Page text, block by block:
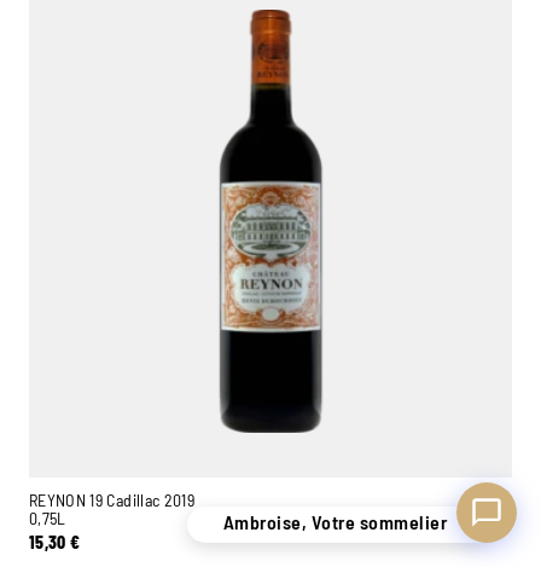
REYNON 19 Cadillac 2019
0,75L
15,30€
Ambroise, Votre sommelier
Ambroise, Votre sommelier
Disponible pour vous conseiller